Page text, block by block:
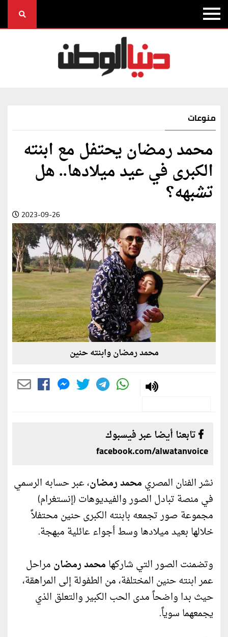
منوعات
محمد رمضان يحتفل مع ابنته
الكبرى في عيد ميلادها.. هل
تشبهه؟
2023-09-26
محمد رمضان وابنته حنين
تابعنا أيضا عبر فيسبوك
facebook.com/alwatanvoice
نشر الفنان المصري محمد رمضان، عبر حسابه الرسمي
في منصة تبادل الصور والفيديوهات (إنستغرام)
مجموعة صور تجمعه بابنته الكبرى حنين محتفلاً
خلالها بعيد ميلادها وسط أجواء عائلية مبهجة.
وتضمنت الصور التي شاركها محمد رمضان مراحل
عمر ابنته حنين المختلفة، من الطفولة إلى المراهقة،
حيث بدا واضحاً مدى الحب الكبير والتعلق الذي
يجمعهما سوياً.